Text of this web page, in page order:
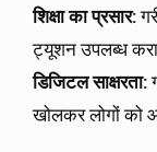
शिक्षा का प्रसार:
ट्यूशन उपलब्ध
डिजिटल साक्षरता:
खोलकर लोगों को